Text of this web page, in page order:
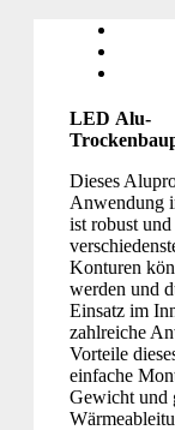
LED Alu-
Dieses
Anwendung
ist robust
Konturen
werden und
Einsatz im
zahlreiche
Vorteile
einfache
Gewicht und